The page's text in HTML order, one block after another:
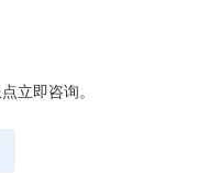
立即咨询。